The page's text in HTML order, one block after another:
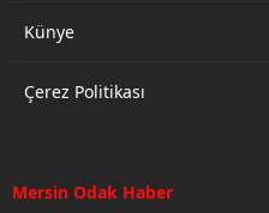
Künye
Çerez Politikası
Mersin Odak Haber